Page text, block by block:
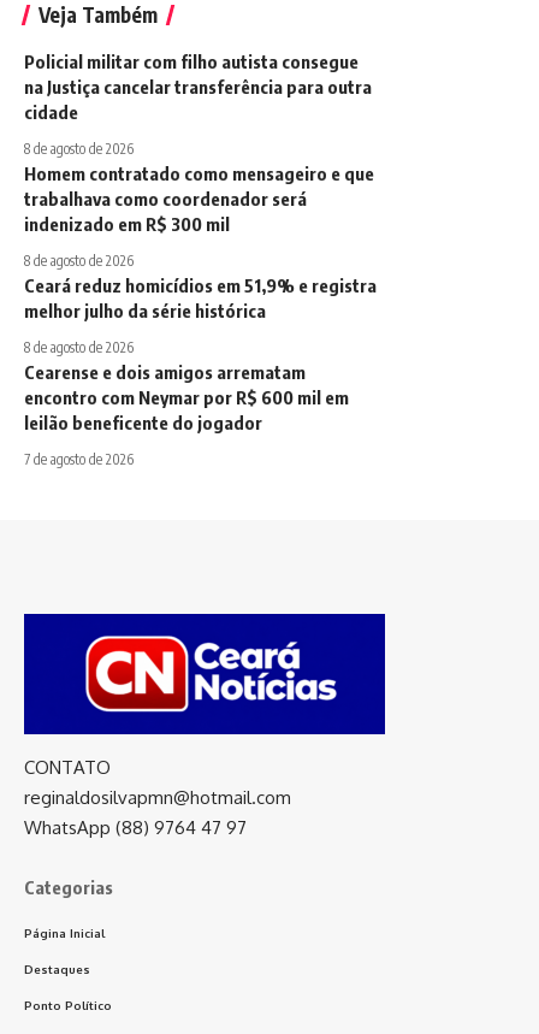
Veja Também
Policial militar com filho autista consegue
na Justiça cancelar transferência para outra
cidade
8 de agosto de 2026
Homem contratado como mensageiro e que
trabalhava como coordenador será
indenizado em R$ 300 mil
8 de agosto de 2026
Ceará reduz homicídios em 51,9% e registra
melhor julho da série histórica
8 de agosto de 2026
Cearense e dois amigos arrematam
encontro com Neymar por R$ 600 mil em
leilão beneficente do jogador
7 de agosto de 2026
CONTATO
reginaldosilvapmn@hotmail.com
WhatsApp (88) 9764 47 97
Categorias
Página Inicial
Destaques
Ponto Político